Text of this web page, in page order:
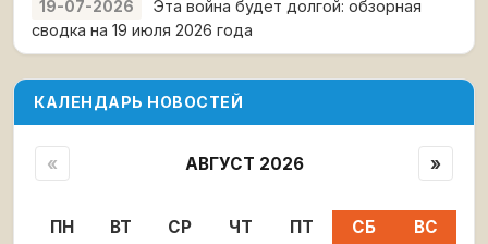
19-07-2026
Эта война будет долгой: обзорная
сводка на 19 июля 2026 года
КАЛЕНДАРЬ НОВОСТЕЙ
« АВГУСТ 2026 »
ПН ВТ СР ЧТ ПТ СБ
ВС